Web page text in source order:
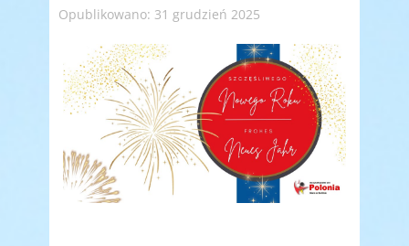
Opublikowano: 31 grudzień 2025